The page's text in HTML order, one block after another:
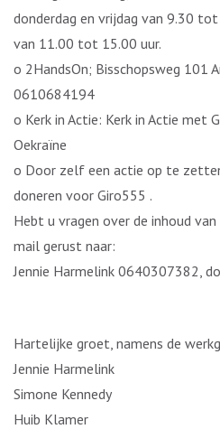
donderdag en vrijdag van 9.30
van 11.00 tot 15.00 uur.
o 2HandsOn; Bisschopsweg 101
0610684194
o Kerk in Actie: Kerk in Actie met
Oekraïne
o Door zelf een actie op te
doneren voor Giro555 .
Hebt u vragen over de inhoud
mail gerust naar:
Jennie Harmelink 0640307382,
Hartelijke groet, namens de
Jennie Harmelink
Simone Kennedy
Huib Klamer